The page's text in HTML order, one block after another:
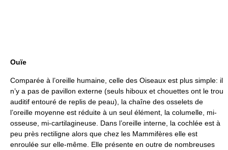
Ouïe
Comparée à l’oreille humaine, celle des Oiseaux est plus simple: il
n’y a pas de pavillon externe (seuls hiboux et chouettes ont le trou
auditif entouré de replis de peau), la chaîne des osselets de
l’oreille moyenne est réduite à un seul élément, la columelle, mi-
osseuse, mi-cartilagineuse. Dans l’oreille interne, la cochlée est à
peu près rectiligne alors que chez les Mammifères elle est
enroulée sur elle-même. Elle présente en outre de nombreuses